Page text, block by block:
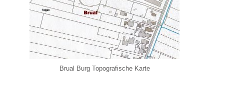
Brual Burg Topografische Karte